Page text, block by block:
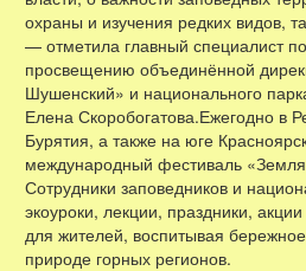
охраны и изучения редких видов,
— отметила главный специалист
просвещению объединённой
Шушенский» и национального
Елена Скоробогатова.Ежегодно в
Бурятия, а также на юге
международный фестиваль
Сотрудники заповедников и
экоуроки, лекции, праздники,
для жителей, воспитывая
природе горных регионов.